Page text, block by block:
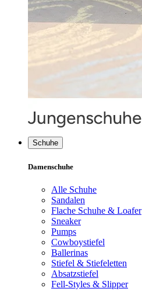
Schuhe
Damenschuhe
Alle Schuhe
Sandalen
Flache Schuhe & Loafer
Sneaker
Pumps
Cowboystiefel
Ballerinas
Stiefel & Stiefeletten
Absatzstiefel
Fell-Styles & Slipper